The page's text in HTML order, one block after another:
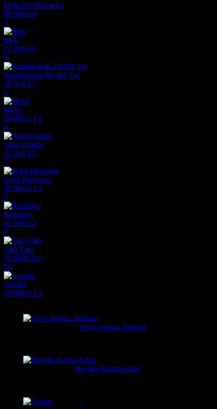
Daha Ne İsterim Ki
86,996 6.0
3
İlişki
72,036 5.0
4
Yatakhanede Ziyafet Var
49,516 4.7
5
Messi
46,068 7.1 5
6
Vahşi Orkide
45,210 4.5
7
Seksi Maceram
42,864 6.1 3
8
Romance
41,568 5.2
9
Tatlı Villa
35,608 6.0 3
10
Arzular
33,008 6.5 1
Dava Adamı: İntikam
Hayatta Kalma Adası